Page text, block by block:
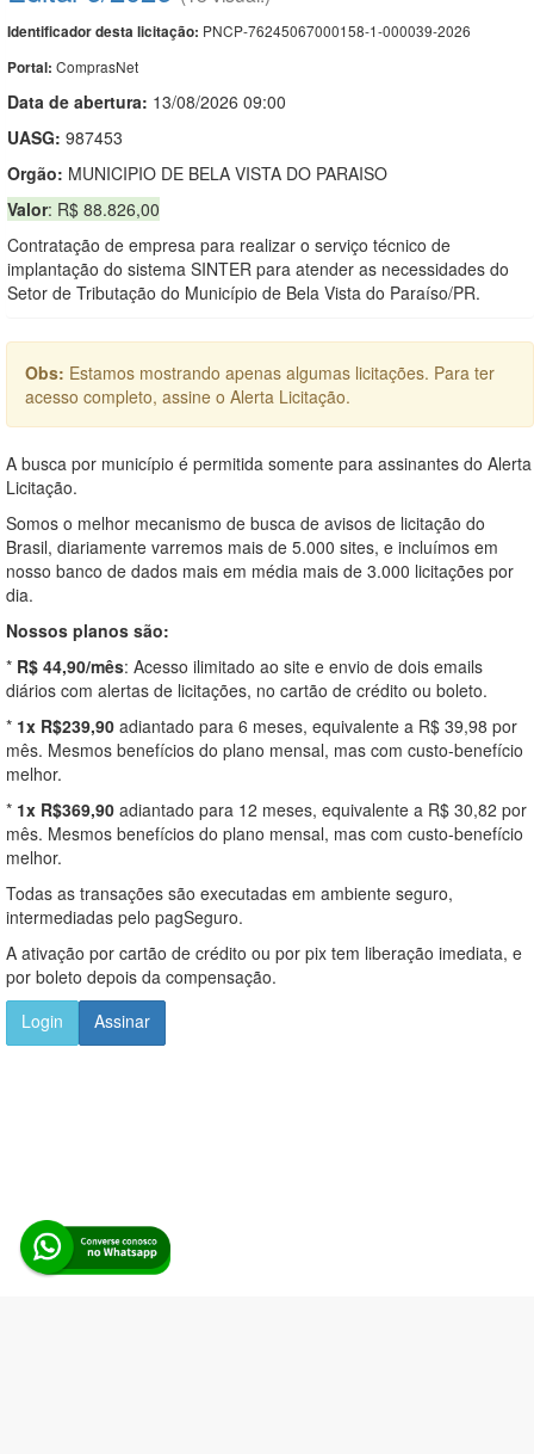
Identificador desta licitação: PNCP-76245067000158-1-000039-2026
Portal: ComprasNet
Data de abertura: 13/08/2026 09:00
UASG: 987453
Orgão: MUNICIPIO DE BELA VISTA DO PARAISO
Valor: R$ 88.826,00
Contratação de empresa para realizar o serviço técnico de
implantação do sistema SINTER para atender as necessidades do
Setor de Tributação do Município de Bela Vista do Paraíso/PR.
Obs: Estamos mostrando apenas algumas licitações. Para ter
acesso completo, assine o Alerta Licitação.
A busca por município é permitida somente para assinantes do Alerta
Licitação.
Somos o melhor mecanismo de busca de avisos de licitação do
Brasil, diariamente varremos mais de 5.000 sites, e incluímos em
nosso banco de dados mais em média mais de 3.000 licitações por
dia.
Nossos planos são:
* R$ 44,90/mês: Acesso ilimitado ao site e envio de dois emails
diários com alertas de licitações, no cartão de crédito ou boleto.
* 1x R$239,90 adiantado para 6 meses, equivalente a R$ 39,98 por
mês. Mesmos benefícios do plano mensal, mas com custo-benefício
melhor.
* 1x R$369,90 adiantado para 12 meses, equivalente a R$ 30,82 por
mês. Mesmos benefícios do plano mensal, mas com custo-benefício
melhor.
Todas as transações são executadas em ambiente seguro,
intermediadas pelo pagSeguro.
A ativação por cartão de crédito ou por pix tem liberação imediata, e
por boleto depois da compensação.
Login
Assinar